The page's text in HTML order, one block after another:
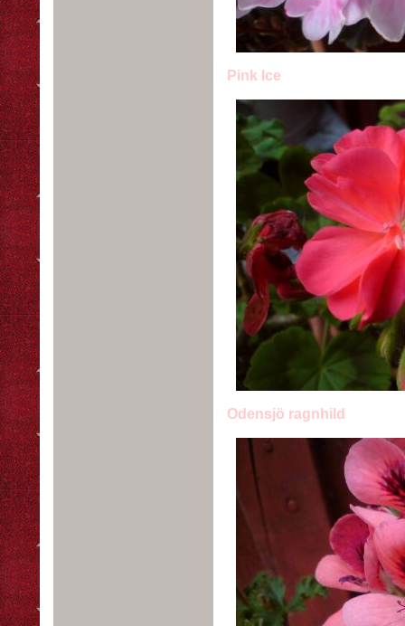
Pink Ice
Odensjö ragnhild